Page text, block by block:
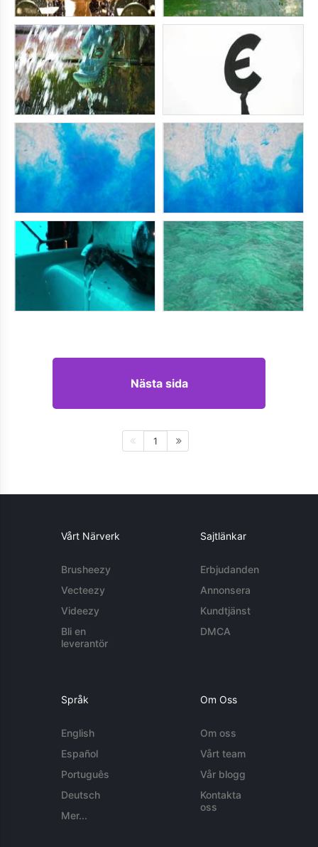
Nästa sida
1
Vårt Närverk
Brusheezy
Vecteezy
Videezy
Bli en
leverantör
Sajtlänkar
Erbjudanden
Annonsera
Kundtjänst
DMCA
Språk
English
Español
Português
Deutsch
Mer...
Om Oss
Om oss
Vårt team
Vår blogg
Kontakta
oss